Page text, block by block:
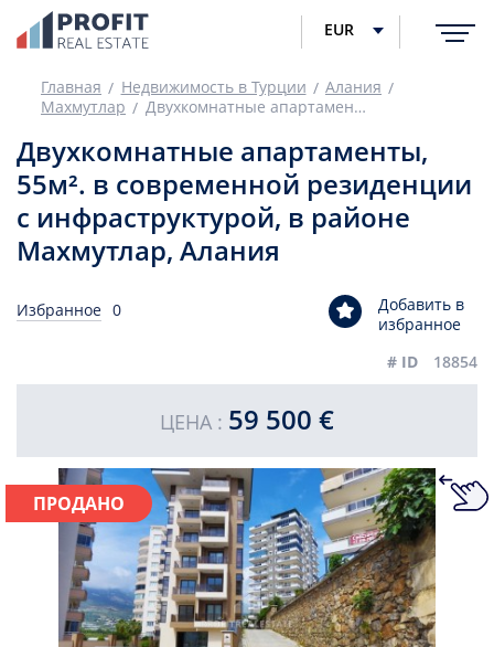
EUR
Главная Недвижимость в Турции
Алания
Махмутлар
Двухкомнатные апартаменты, 55м². в современной резиденции с инфраструктурой, в районе Махмутлар, Алания
Двухкомнатные апартаменты,
55м². в современной резиденции
с инфраструктурой, в районе
Махмутлар, Алания
Избранное 0
Добавить в
избранное
# ID
18854
ЦЕНА : 59 500 €
ПРОДАНО